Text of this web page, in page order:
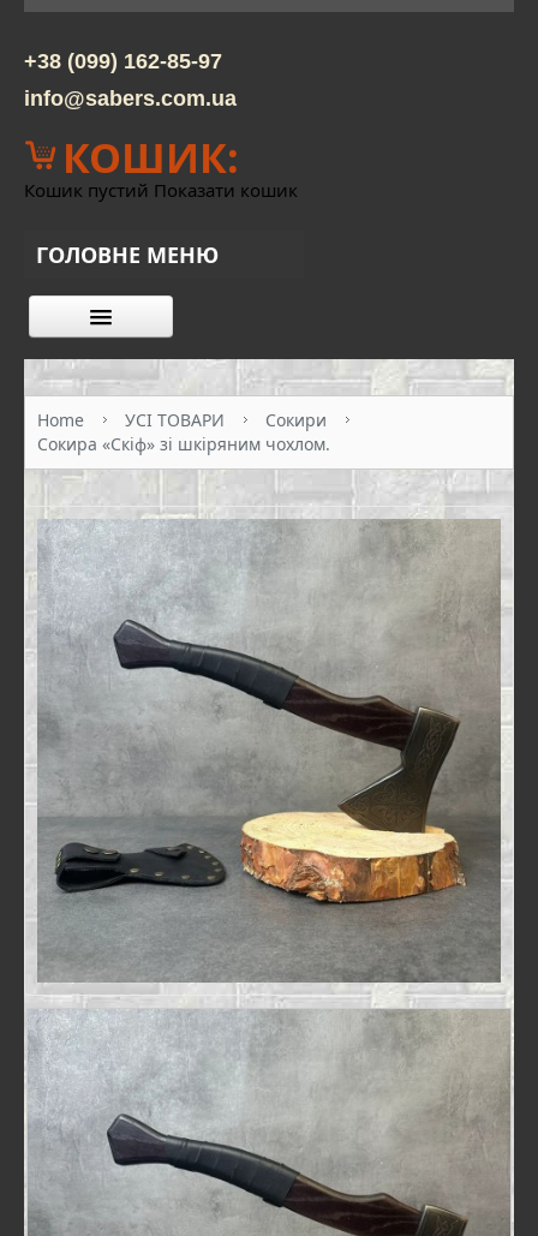
+38 (099) 162-85-97
info@sabers.com.ua
КОШИК:
Кошик пустий Показати кошик
ГОЛОВНЕ МЕНЮ
КАТАЛОГ ТОВАРІВ
КОНТАКТИ
Home УСІ ТОВАРИ
Сокири
Сокира «Скіф» зі шкіряним чохлом.